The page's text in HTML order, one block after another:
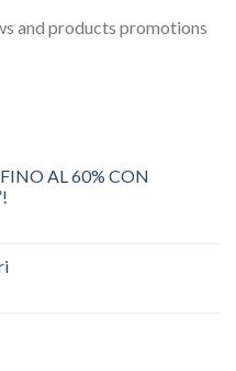
and products promotions
AL 60% CON